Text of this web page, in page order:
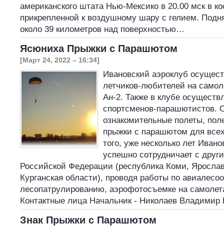
американского штата Нью-Мексико в 20.00 мск в
прикрепленной к воздушному шару с гелием.
около 39 километров над поверхностью…
Ясюниха Прыжки с Парашютом
[Март 24, 2022 – 16:34]
Ивановский аэроклуб
летчиков-любителей на
Ан-2. Также в клубе
спортсменов-парашютистов.
ознакомительные полеты,
прыжки с парашютом для
того, уже несколько лет
успешно сотрудничает с
Российской Федерации (республика Коми,
Курганская области), проводя работы по
лесопатрулированию, аэрофотосъемке на
Контактные лица Начальник - Николаев
Знак Прыжки с Парашютом